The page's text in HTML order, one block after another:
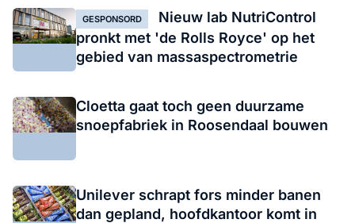
GESPONSORD
Nieuw lab NutriControl
pronkt met 'de Rolls Royce' op het
gebied van massaspectrometrie
Cloetta gaat toch geen duurzame
snoepfabriek in Roosendaal bouwen
Unilever schrapt fors minder banen
dan gepland, hoofdkantoor komt in